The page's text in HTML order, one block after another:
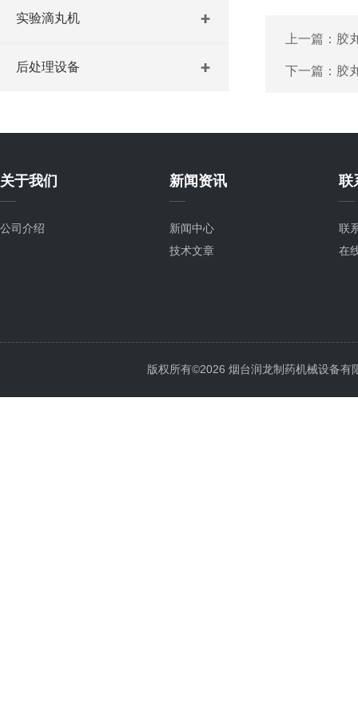
实验滴丸机
后处理设备
上一篇： 胶
下一篇： 胶
关于我们
公司介绍
新闻资讯
新闻中心
技术文章
联
联
在
版权所有©2026 烟台润龙制药机械设备